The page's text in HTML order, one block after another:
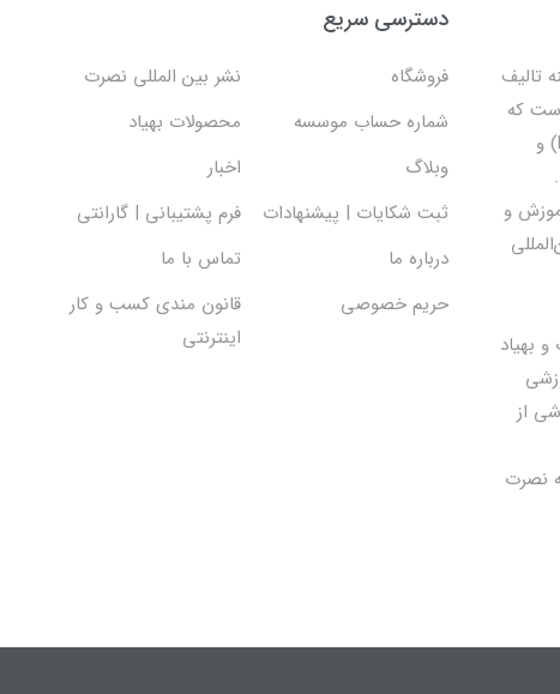
تالیف
که
تحت نام‌های تجاری ثبت شده (نصرت Nosrat) و
و
بهیاد
از
نصرت
دسترسی سریع
فروشگاه
نشر بین المللی نصرت
شماره حساب موسسه
محصولات بهیاد
وبلاگ
اخبار
ثبت شکایات | پیشنهادات
فرم پشتیبانی | گارانتی
درباره ما
تماس با ما
حریم خصوصی
قانون مندی کسب و کار
اینترنتی